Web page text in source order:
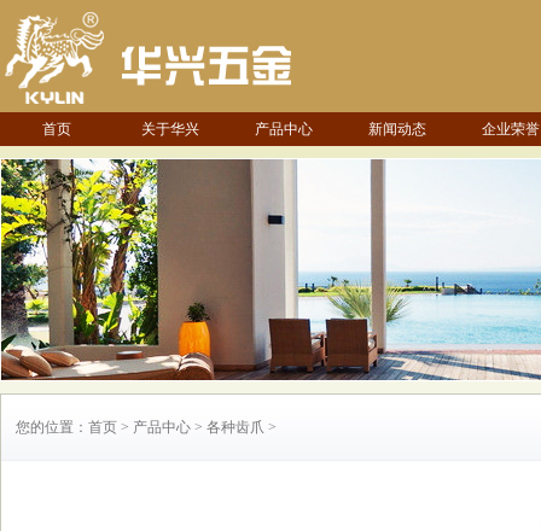
首页 关于华兴 产品中心 新闻动态 企业荣誉
您的位置：首页 > 产品中心 > 各种齿爪 >